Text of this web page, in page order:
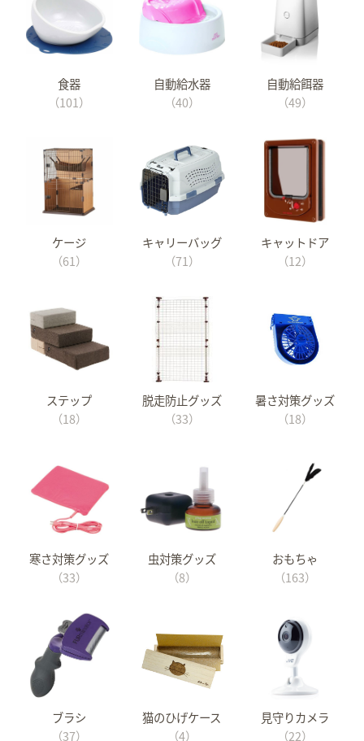
食器
（101）
自動給水器
（40）
自動給餌器
（49）
ケージ
（61）
キャリーバッグ
（71）
キャットドア
（12）
ステップ
（18）
脱走防止グッズ
（33）
暑さ対策グッズ
（18）
寒さ対策グッズ
（33）
虫対策グッズ
（8）
おもちゃ
（163）
ブラシ
（37）
猫のひげケース
（4）
見守りカメラ
（22）